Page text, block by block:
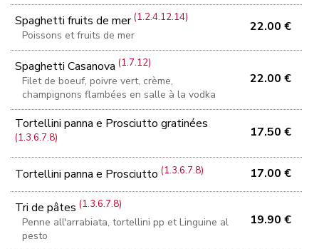
Spaghetti fruits de mer(1.2.4.12.14)
Poissons et fruits de mer
22.00 €
Spaghetti Casanova(1.7.12)
Filet de boeuf, poivre vert, crème,
champignons flambées en salle à la vodka
22.00 €
Tortellini panna e Prosciutto gratinées
(1.3.6.7.8) 17.50 €
Tortellini panna e Prosciutto(1.3.6.7.8) 17.00 €
Tri de pâtes(1.3.6.7.8)
Penne all'arrabiata, tortellini pp et Linguine al
pesto
19.90 €